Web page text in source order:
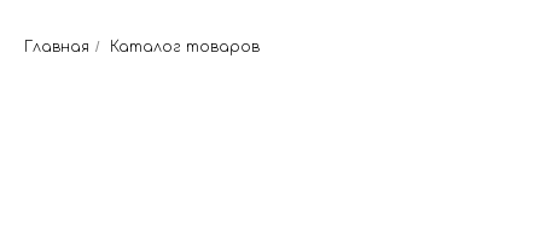
Главная / Каталог товаров